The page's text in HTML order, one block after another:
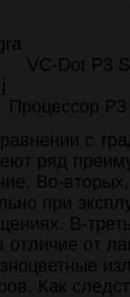
VC-Dot P3
Процессор P3
с
ряд
Во-
при
В-
отличие от
Как